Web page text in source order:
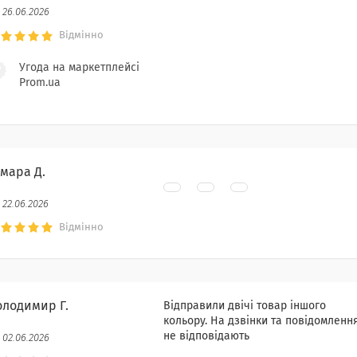
26.06.2026
Відмінно
Угода на маркетплейсі
Prom.ua
Д.
22.06.2026
Відмінно
Г.
02.06.2026
Відправили двічі товар іншого
кольору. На дзвінки та
не відповідають